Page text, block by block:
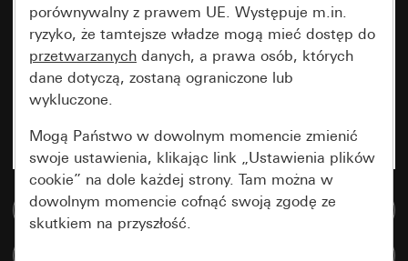
Do bazy danych multimedialnych
porównywalny z prawem UE. Występuje m.in.
ryzyko, że tamtejsze władze mogą mieć dostęp do
przetwarzanych danych, a prawa osób, których
dane dotyczą, zostaną ograniczone lub
wykluczone.
Mogą Państwo w dowolnym momencie zmienić
swoje ustawienia, klikając link „Ustawienia plików
cookie” na dole każdej strony. Tam można w
dowolnym momencie cofnąć swoją zgodę ze
skutkiem na przyszłość.